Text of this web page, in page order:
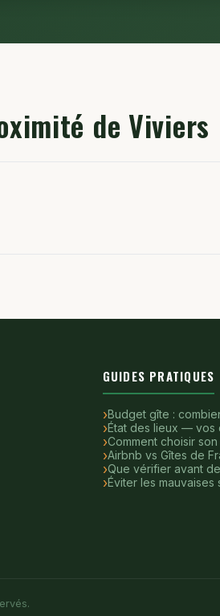
de Viviers
GUIDES PRATIQUES
Budget gîte :
État des lieux — vos
Comment choisir
Airbnb vs Gîtes de
Que vérifier avant
Éviter les mauvaises